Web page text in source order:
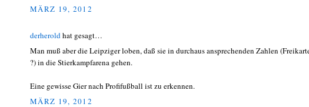
MÄRZ 19, 2012
derheroldhat gesagt…
Man muß aber die Leipziger loben, daß sie in durchaus ansprechenden Zahlen
?) in die Stierkampfarena gehen.
Eine gewisse Gier nach Profifußball ist zu erkennen.
MÄRZ 19, 2012